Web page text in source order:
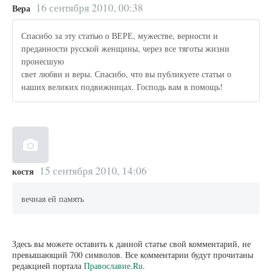
Вера 16 сентября 2010, 00:38
Спасибо за эту статью о ВЕРЕ, мужестве, верности и
преданности русской женщины, через все тяготы жизни
пронесшую
свет любви и веры. Спасибо, что вы публикуете статьи о
наших великих подвижницах. Господь вам в помощь!
костя 15 сентября 2010, 14:06
вечная ей память
Здесь вы можете оставить к данной статье свой комментарий, не
превышающий 700 символов. Все комментарии будут прочитаны
редакцией портала Православие.Ru.